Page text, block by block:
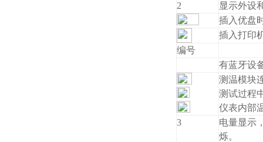
2
显示外设
插入优盘
插入打印
编号
有蓝牙设
测温模块
测试过程
仪表内部
3
电量显示
烁。